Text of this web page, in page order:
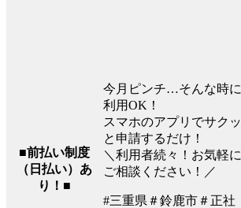
■前払い制度
（日払い）あ
り！■
今月ピンチ…そんな時に
利用OK！
スマホのアプリでサクッ
と申請するだけ！
＼利用者続々！お気軽に
ご相談ください！／
#三重県＃鈴鹿市＃正社